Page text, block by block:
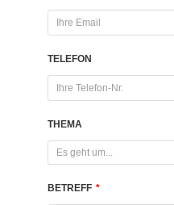
TELEFON
THEMA
Es geht um...
BETREFF *